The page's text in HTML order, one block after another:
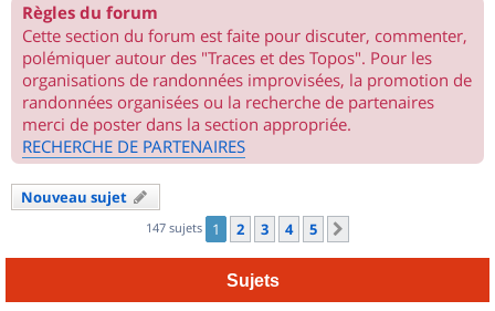
Règles du forum
Cette section du forum est faite pour discuter, commenter,
polémiquer autour des "Traces et des Topos". Pour les
organisations de randonnées improvisées, la promotion de
randonnées organisées ou la recherche de partenaires
merci de poster dans la section appropriée.
RECHERCHE DE PARTENAIRES
Nouveau sujet
147 sujets 1 2 3 4 5
Sujets